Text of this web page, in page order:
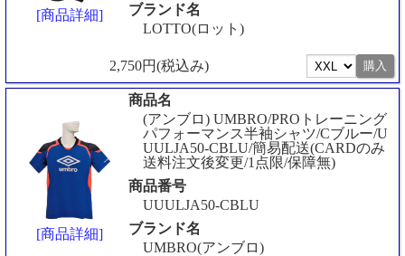
[商品詳細]
ブランド名
LOTTO(ロット)
2,750円(税込み)
[商品詳細]
商品名
(アンブロ) UMBRO/PROトレーニング
パフォーマンス半袖シャツ/Cブルー/U
UULJA50-CBLU/簡易配送(CARDのみ
送料注文後変更/1点限/保障無)
商品番号
UUULJA50-CBLU
ブランド名
UMBRO(アンブロ)